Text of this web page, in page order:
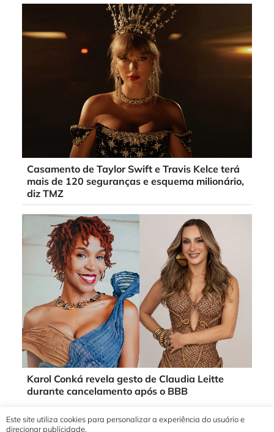
Casamento de Taylor Swift e Travis Kelce terá
mais de 120 seguranças e esquema milionário,
diz TMZ
Karol Conká revela gesto de Claudia Leitte
durante cancelamento após o BBB
Este site utiliza cookies para personalizar a experiência do usuário e
direcionar publicidade.